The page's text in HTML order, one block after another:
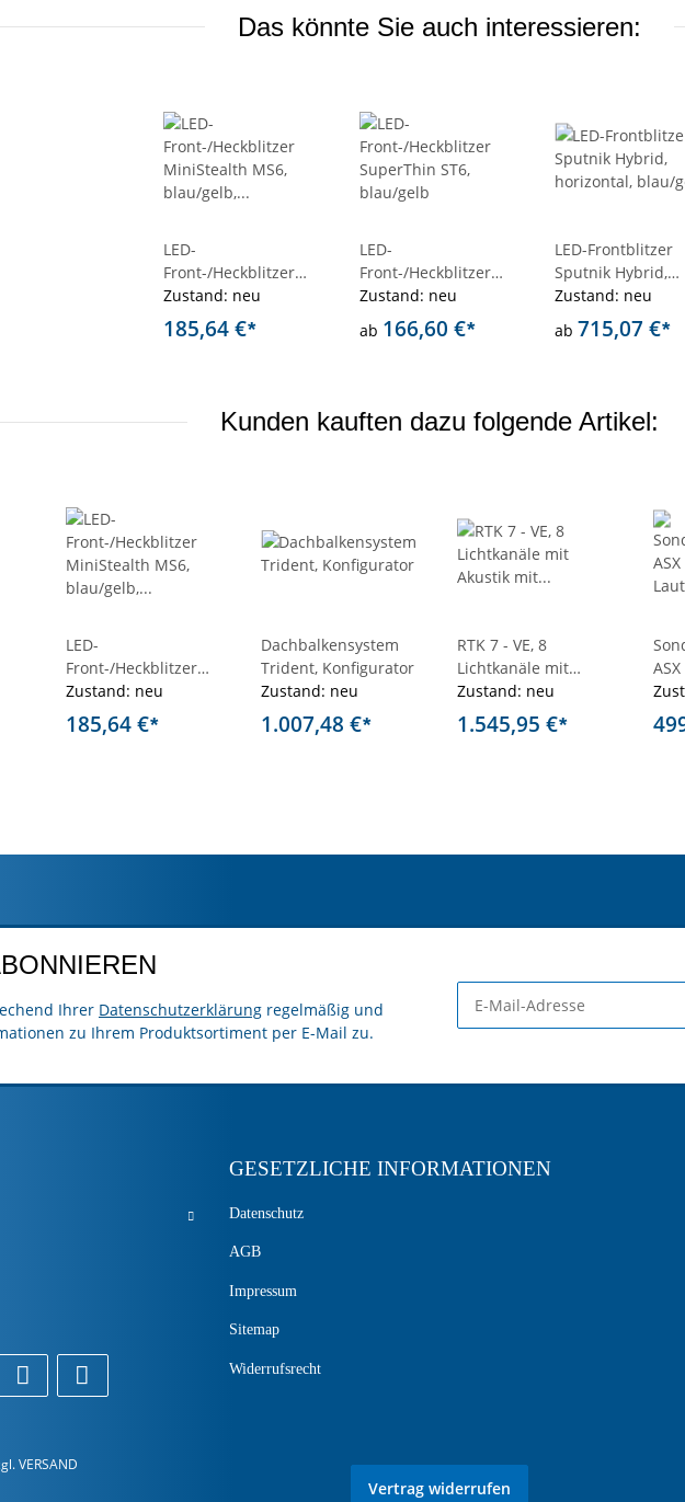
Das könnte Sie auch interessieren:
LED-
Front-/Heckblitzer
MiniStealth MS6,
blau/gelb,
Haltermontage
Zustand: neu
185,64 €*
LED-
Front-/Heckblitzer
SuperThin ST6,
blau/gelb
Zustand: neu
ab 166,60 €*
LED-Frontblitzer
Sputnik Hybrid,
horizontal, blau/
Zustand: neu
ab 715,07 €*
Kunden kauften dazu folgende Artikel:
LED-
Front-/Heckblitzer
MiniStealth MS6,
blau/gelb,
Haltermontage
Zustand: neu
185,64 €*
Dachbalkensystem
Trident, Konfigurator
Zustand: neu
1.007,48 €*
RTK 7 - VE, 8
Lichtkanäle mit
Akustik mit
Handapparat HA115,
neu
Zustand: neu
1.545,95 €*
Ihrer Datenschutzerklärung regelmäßig und
zu Ihrem Produktsortiment per E-Mail zu.
GESETZLICHE INFORMATIONEN
Datenschutz
AGB
Impressum
Sitemap
Widerrufsrecht
Vertrag widerrufen
VERSAND